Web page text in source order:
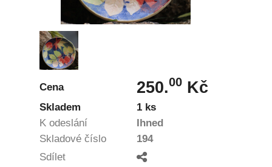
Cena 250.00 Kč
Skladem
1 ks
K odeslání
Ihned
Skladové číslo
194
Sdílet